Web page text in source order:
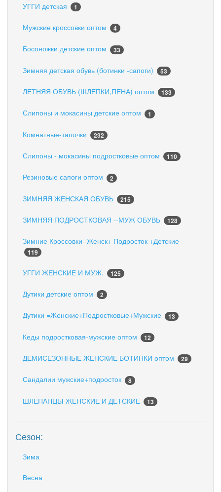
УГГИ детская 1
Мужские кроссовки оптом 4
Босоножки детские оптом 33
Зимняя детская обувь (ботинки -сапоги) 53
ЛЕТНЯЯ ОБУВЬ (ШЛЕПКИ,ПЕНА) оптом 133
Слипоны и мокасины детские оптом 1
Комнатные-тапочки 232
Слипоны - мокасины подростковые оптом 110
Резиновые сапоги оптом 2
ЗИМНЯЯ ЖЕНСКАЯ ОБУВЬ 215
ЗИМНЯЯ ПОДРОСТКОВАЯ --МУЖ ОБУВЬ 128
Зимние Кроссовки -Женск+ Подросток +Детские
119
УГГИ ЖЕНСКИЕ И МУЖ. 125
Дутики детские оптом 2
Дутики =Женские+Подростковые+Мужские 13
Кеды подростковая-мужские оптом 12
ДЕМИСЕЗОННЫЕ ЖЕНСКИЕ БОТИНКИ оптом 29
Сандалии мужские+подросток 8
ШЛЕПАНЦЫ-ЖЕНСКИЕ И ДЕТСКИЕ 13
Сезон:
Зима
Весна